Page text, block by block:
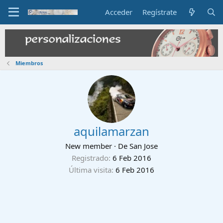
Acceder Regístrate
Miembros
aquilamarzan
New member · De San Jose
Registrado 6 Feb 2016
Última visita 6 Feb 2016